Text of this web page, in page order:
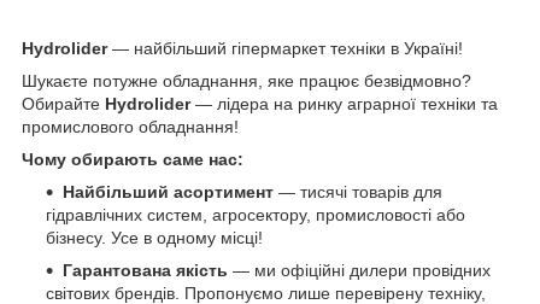
Hydrolider— найбільший гіпермаркет техніки в Україні!
Шукаєте потужне обладнання, яке працює безвідмовно?
Обирайте Hydrolider— лідера на ринку аграрної техніки та
промислового обладнання!
Чому обирають саме нас:
Найбільший асортимент — тисячі товарів для
гідравлічних систем, агросектору, промисловості або
бізнесу. Усе в одному місці!
Гарантована якість — ми офіційні дилери провідних
світових брендів. Пропонуємо лише перевірену техніку,